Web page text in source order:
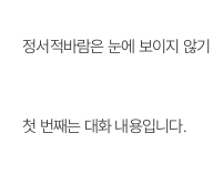
정서적바람은 눈에 보이지 않
첫 번째는 대화 내용입니다.